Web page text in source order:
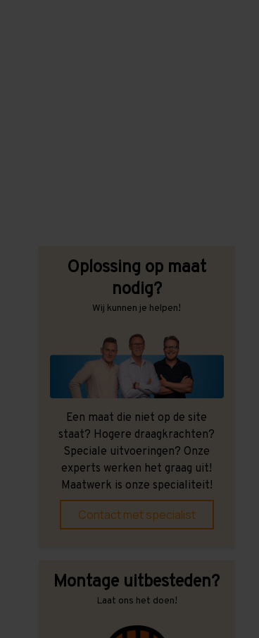
Oplossing op maat
nodig?
Wij kunnen je helpen!
Een maat die niet op de site
staat? Hogere draagkrachten?
Speciale uitvoeringen? Onze
experts werken het graag uit!
Maatwerk is onze specialiteit!
Contact met specialist
Montage uitbesteden?
Laat ons het doen!